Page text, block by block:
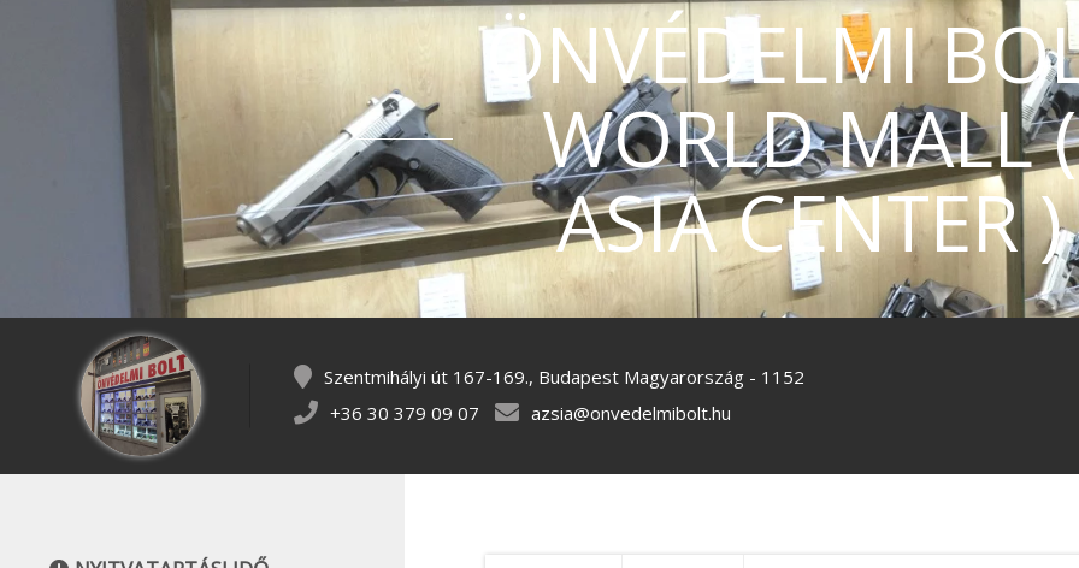
ÖNVÉDELMI
WORLD MALL (
ASIA CENTER )
Szentmihályi út 167-169., Budapest Magyarország - 1152
+36 30 379 09 07
azsia@onvedelmibolt.hu